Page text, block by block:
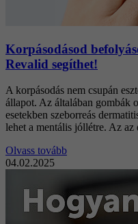
Korpásodásod
Revalid segíthet!
A korpásodás nem csupán
állapot. Az általában gombák
esetekben szeborreás
lehet a mentális jóllétre. Az
Olvass tovább
04.02.2025